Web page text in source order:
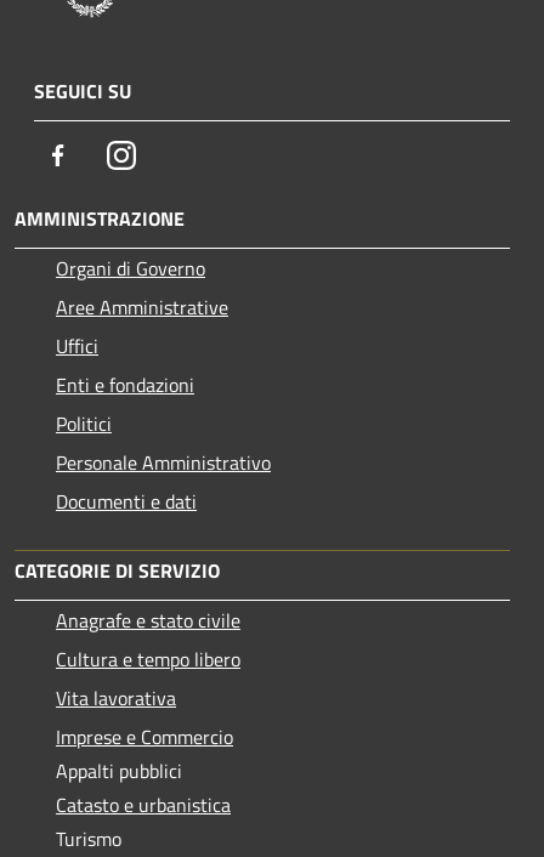
SEGUICI SU
FacebookInstagram
AMMINISTRAZIONE
Organi di Governo
Aree Amministrative
Uffici
Enti e fondazioni
Politici
Personale Amministrativo
Documenti e dati
CATEGORIE DI SERVIZIO
Anagrafe e stato civile
Cultura e tempo libero
Vita lavorativa
Imprese e Commercio
Appalti pubblici
Catasto e urbanistica
Turismo